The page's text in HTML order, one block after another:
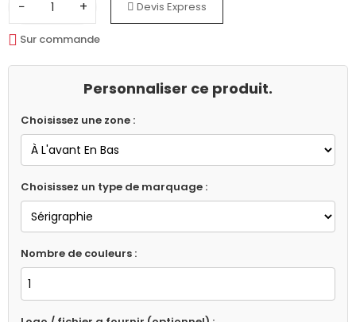
− + Devis Express
Sur commande
Personnaliser ce produit.
Choisissez une zone :
Choisissez un type de marquage :
Nombre de couleurs :